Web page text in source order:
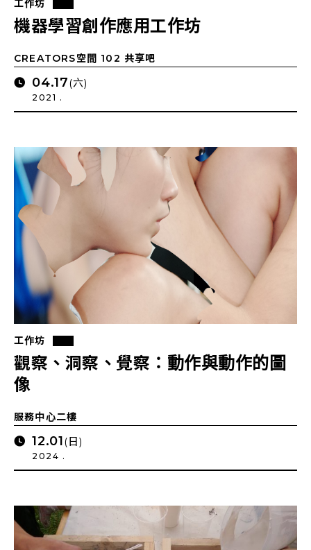
工作坊
機器學習創作應用工作坊
CREATORS空間 102 共享吧
04.17(六)
2021 .
工作坊
觀察、洞察、覺察：動作與動作的圖
像
服務中心二樓
12.01(日)
2024 .